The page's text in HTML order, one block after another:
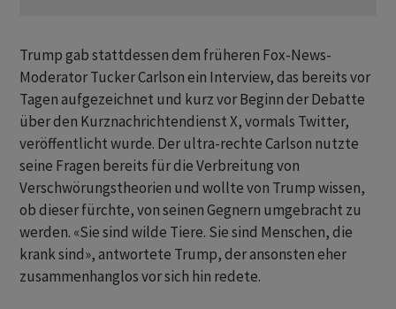
Trump gab stattdessen dem früheren Fox-News-
Moderator Tucker Carlson ein Interview, das bereits vor
Tagen aufgezeichnet und kurz vor Beginn der Debatte
über den Kurznachrichtendienst X, vormals Twitter,
veröffentlicht wurde. Der ultra-rechte Carlson nutzte
seine Fragen bereits für die Verbreitung von
Verschwörungstheorien und wollte von Trump wissen,
ob dieser fürchte, von seinen Gegnern umgebracht zu
werden. «Sie sind wilde Tiere. Sie sind Menschen, die
krank sind», antwortete Trump, der ansonsten eher
zusammenhanglos vor sich hin redete.